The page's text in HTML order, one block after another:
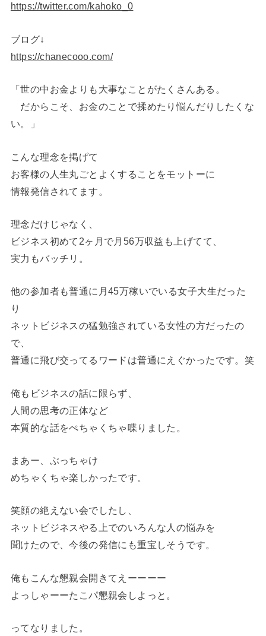
https://twitter.com/kahoko_0
ブログ↓
https://chanecooo.com/
「世の中お金よりも大事なことがたくさんある。
だからこそ、お金のことで揉めたり悩んだりしたくな
い。」
こんな理念を掲げて
お客様の人生丸ごとよくすることをモットーに
情報発信されてます。
理念だけじゃなく、
ビジネス初めて2ヶ月で月56万収益も上げてて、
実力もバッチリ。
他の参加者も普通に月45万稼いでいる女子大生だった
り
ネットビジネスの猛勉強されている女性の方だったの
で、
普通に飛び交ってるワードは普通にえぐかったです。笑
俺もビジネスの話に限らず、
人間の思考の正体など
本質的な話をぺちゃくちゃ喋りました。
まあー、ぶっちゃけ
めちゃくちゃ楽しかったです。
笑顔の絶えない会でしたし、
ネットビジネスやる上でのいろんな人の悩みを
聞けたので、今後の発信にも重宝しそうです。
俺もこんな懇親会開きてえーーーー
よっしゃーーたこパ懇親会しよっと。
ってなりました。